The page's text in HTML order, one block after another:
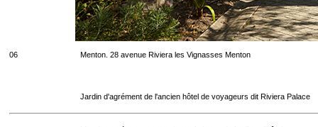
06 Menton. 28 avenue Riviera les Vignasses Menton
Jardin d'agrément de l'ancien hôtel de voyageurs dit Riviera Palace